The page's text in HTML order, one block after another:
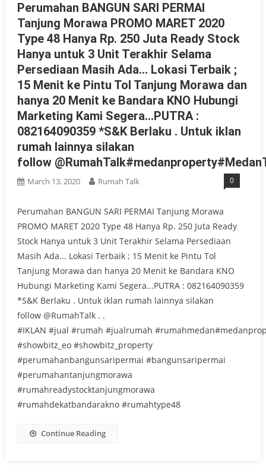
Perumahan BANGUN SARI PERMAI
Tanjung Morawa PROMO MARET 2020
Type 48 Hanya Rp. 250 Juta Ready Stock
Hanya untuk 3 Unit Terakhir Selama
Persediaan Masih Ada… Lokasi Terbaik ;
15 Menit ke Pintu Tol Tanjung Morawa dan
hanya 20 Menit ke Bandara KNO Hubungi
Marketing Kami Segera…PUTRA :
082164090359 *S&K Berlaku . Untuk iklan
rumah lainnya silakan
follow
March 13, 2020 Rumah Talk 0
Perumahan BANGUN SARI PERMAI Tanjung Morawa
PROMO MARET 2020 Type 48 Hanya Rp. 250 Juta Ready
Stock Hanya untuk 3 Unit Terakhir Selama Persediaan
Masih Ada... Lokasi Terbaik ; 15 Menit ke Pintu Tol
Tanjung Morawa dan hanya 20 Menit ke Bandara KNO
Hubungi Marketing Kami Segera...PUTRA : 082164090359
*S&K Berlaku . Untuk iklan rumah lainnya silakan
follow @RumahTalk . .
#IKLAN #jual #rumah #jualrumah
#showbitz_eo #showbitz_property
#perumahanbangunsaripermai #bangunsaripermai
#perumahantanjungmorawa
#rumahreadystocktanjungmorawa
#rumahdekatbandarakno #rumahtype48
Continue Reading